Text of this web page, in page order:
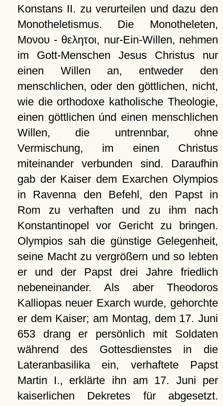
Konstans II. zu verurteilen und dazu den
Monotheletismus. Die Monotheleten,
Μονου - θελητοι, nur-Ein-Willen, nehmen
im Gott-Menschen Jesus Christus nur
einen Willen an, entweder den
menschlichen, oder den göttlichen, nicht,
wie die orthodoxe katholische Theologie,
einen göttlichen únd einen menschlichen
Willen, die untrennbar, ohne
Vermischung, im einen Christus
miteinander verbunden sind. Daraufhin
gab der Kaiser dem Exarchen Olympios
in Ravenna den Befehl, den Papst in
Rom zu verhaften und zu ihm nach
Konstantinopel vor Gericht zu bringen.
Olympios sah die günstige Gelegenheit,
seine Macht zu vergrößern und so lebten
er und der Papst drei Jahre friedlich
nebeneinander. Als aber Theodoros
Kalliopas neuer Exarch wurde, gehorchte
er dem Kaiser; am Montag, dem 17. Juni
653 drang er persönlich mit Soldaten
während des Gottesdienstes in die
Lateranbasilika ein, verhaftete Papst
Martin I., erklärte ihn am 17. Juni per
kaiserlichen Dekretes für abgesetzt.